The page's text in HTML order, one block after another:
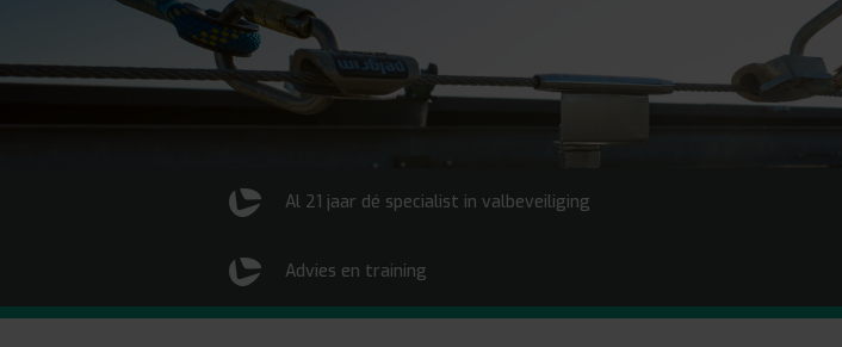
Al 21 jaar dé specialist in valbeveiliging
Advies en training